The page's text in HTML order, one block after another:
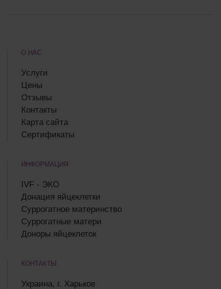
О НАС
Услуги
Цены
Отзывы
Контакты
Карта сайта
Сертификаты
ИНФОРМАЦИЯ
IVF - ЭКО
Донация яйцеклетки
Суррогатное материнство
Суррогатные матери
Доноры яйцеклеток
КОНТАКТЫ
Украина, г. Харьков